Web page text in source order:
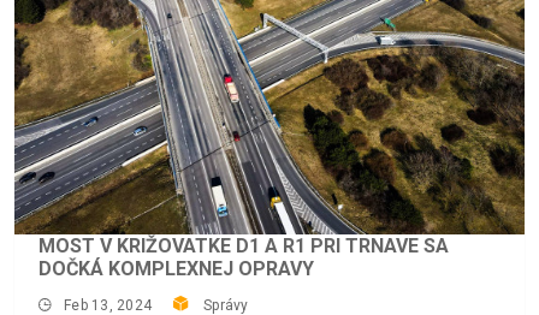
MOST V KRIŽOVATKE D1 A R1 PRI TRNAVE SA
DOČKÁ KOMPLEXNEJ OPRAVY
Feb 13, 2024 Správy